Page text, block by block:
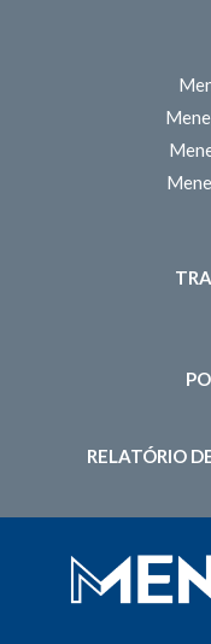
RELATÓRIO